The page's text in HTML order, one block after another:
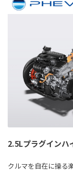
2.5Lプラグインハ
クルマを自在に操る